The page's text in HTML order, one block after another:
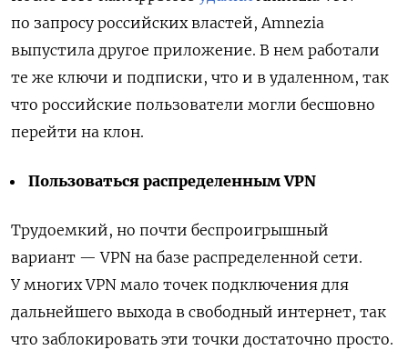
по запросу российских властей, Amnezia
выпустила другое приложение. В нем работали
те же ключи и подписки, что и в удаленном, так
что российские пользователи могли бесшовно
перейти на клон.
Пользоваться распределенным VPN
Трудоемкий, но почти беспроигрышный
вариант — VPN на базе распределенной сети.
У многих VPN мало точек подключения для
дальнейшего выхода в свободный интернет, так
что заблокировать эти точки достаточно просто.